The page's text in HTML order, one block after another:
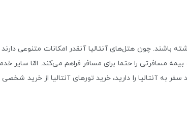
باشند. چون هتل‌های آنتالیا آنقدر امکانات متنوعی
مسافرتی را حتما برای مسافر فراهم می‌کند. امّا سایر
آنتالیا را دارید، خرید تورهای آنتالیا از خرید